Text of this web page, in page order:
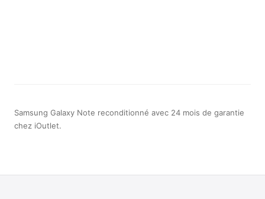
Samsung Galaxy Note reconditionné avec 24 mois de garantie
chez iOutlet.